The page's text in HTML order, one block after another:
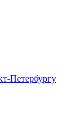
Петербургу